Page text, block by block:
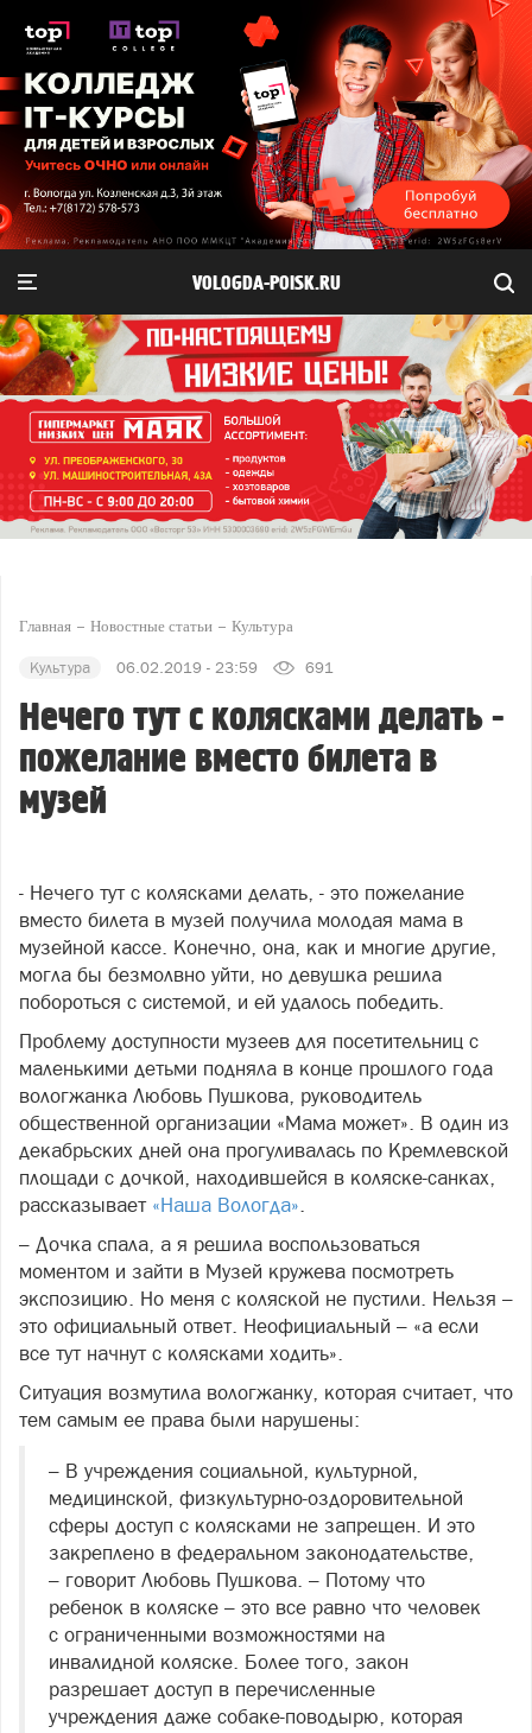
VOLOGDA-POISK.RU
Главная Новостные статьи Культура
Культура 06.02.2019 - 23:59 691
Нечего тут с колясками делать -
пожелание вместо билета в
музей
- Нечего тут с колясками делать, - это пожелание
вместо билета в музей получила молодая мама в
музейной кассе. Конечно, она, как и многие другие,
могла бы безмолвно уйти, но девушка решила
побороться с системой, и ей удалось победить.
Проблему доступности музеев для посетительниц с
маленькими детьми подняла в конце прошлого года
вологжанка Любовь Пушкова, руководитель
общественной организации «Мама может». В один из
декабрьских дней она прогуливалась по Кремлевской
площади с дочкой, находившейся в коляске-санках,
рассказывает «Наша Вологда».
– Дочка спала, а я решила воспользоваться
моментом и зайти в Музей кружева посмотреть
экспозицию. Но меня с коляской не пустили. Нельзя –
это официальный ответ. Неофициальный – «а если
все тут начнут с колясками ходить».
Ситуация возмутила вологжанку, которая считает, что
тем самым ее права были нарушены:
– В учреждения социальной, культурной,
медицинской, физкультурно-оздоровительной
сферы доступ с колясками не запрещен. И это
закреплено в федеральном законодательстве,
– говорит Любовь Пушкова. – Потому что
ребенок в коляске – это все равно что человек
с ограниченными возможностями на
инвалидной коляске. Более того, закон
разрешает доступ в перечисленные
учреждения даже собаке-поводырю, которая